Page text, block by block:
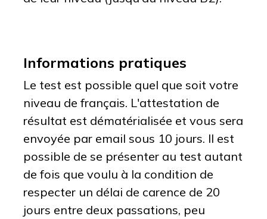
Informations pratiques
Le test est possible quel que soit votre
niveau de français. L'attestation de
résultat est dématérialisée et vous sera
envoyée par email sous 10 jours. Il est
possible de se présenter au test autant
de fois que voulu à la condition de
respecter un délai de carence de 20
jours entre deux passations, peu